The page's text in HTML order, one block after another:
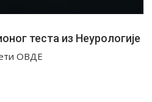
теста из Неурологије
ОВДЕ